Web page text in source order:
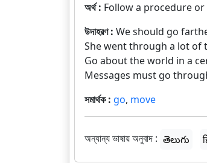
অর্থ : Follow a procedure
উদাহরণ : We should go
She went through a lot of
Go about the world in a
Messages must go
সমার্থক : go, move
অন্যান্য ভাষায় অনুবাদ : తెలుగు